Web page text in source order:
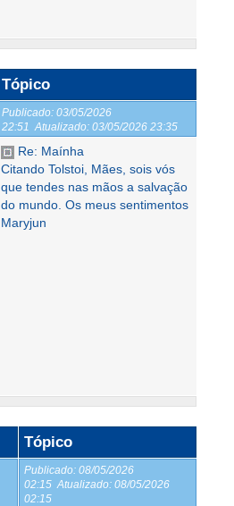
Tópico
Publicado: 03/05/2026
22:51 Atualizado: 03/05/2026 23:35
Re: Maínha
Citando Tolstoi, Mães, sois vós
que tendes nas mãos a salvação
do mundo. Os meus sentimentos
Maryjun
Tópico
Publicado: 08/05/2026
02:15 Atualizado: 08/05/2026
02:15